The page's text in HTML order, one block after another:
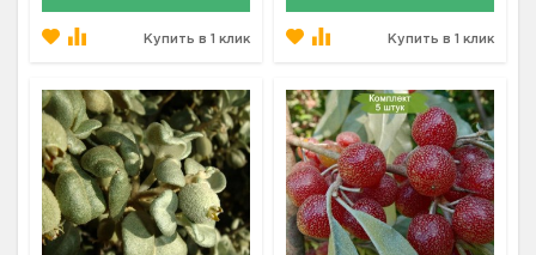
Купить в 1 клик Купить в 1 клик